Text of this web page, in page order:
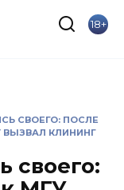
18+
СВОЕГО: ПОСЛЕ
КЛИНИНГ
своего: